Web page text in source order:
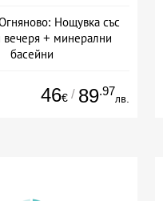
Нощувка със
вечеря + минерални
басейни
46€ / 89.97
лв.